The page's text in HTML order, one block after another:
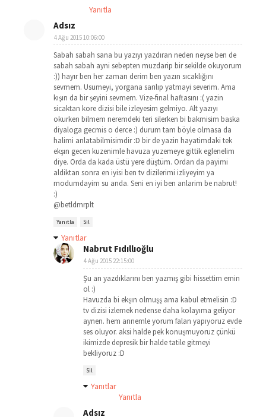
Yanıtla
Adsız
4 Ağu 2015 10:06:00
Sabah sabah sana bu yazıyı yazdıran neden neyse ben de
sabah sabah ayni sebepten muzdarip bir sekilde okuyorum
:)) hayır ben her zaman derim ben yazın sıcaklığını
sevmem. Usumeyi, yorgana sarılıp yatmayi severim. Ama
kışın da bir şeyini sevmem. Vize-final haftasını :( yazin
sicaktan kore dizisi bile izleyesim gelmiyo. Alt yazıyı
okurken bilmem neremdeki teri silerken bi bakmisim baska
diyaloga gecmis o derce :) durum tam böyle olmasa da
halimi anlatabilmisimdir :D bir de yazin hayatimdaki tek
ekşın gecen kuzenimle havuza yuzemeye gittik eglenelim
diye. Orda da kada üstü yere düştüm. Ordan da payimi
aldiktan sonra en iyisi ben tv dizilerimi izliyeyim ya
modumdayim su anda. Seni en iyi ben anlarim be nabrut!
:)
@betldmrplt
Yanıtla Sil
Yanıtlar
Nabrut Fıdıllıoğlu
4 Ağu 2015 22:15:00
Şu an yazdıklarını ben yazmış gibi hissettim emin
ol :)
Havuzda bi ekşın olmuşş ama kabul etmelisin :D
tv dizisi izlemek nedense daha kolayıma geliyor
aynen. hem annemle yorum falan yapıyoruz evde
ses oluyor. aksi halde pek konuşmuyoruz çünkü
ikimizde depresik bir halde tatile gitmeyi
bekliyoruz :D
Sil
Yanıtlar
Yanıtla
Adsız